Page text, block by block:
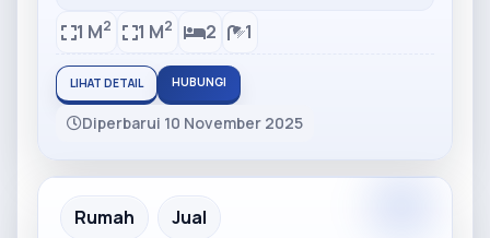
1 M2 1 M2 2 1
LIHAT DETAIL HUBUNGI
Diperbarui 10 November 2025
Partner Ad
Rumah Jual